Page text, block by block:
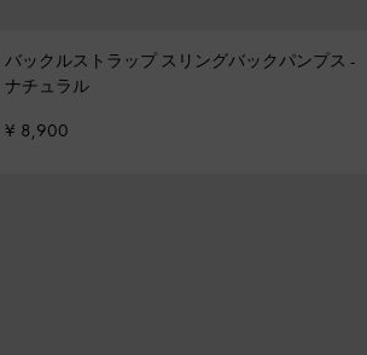
バックルストラップ スリングバックパンプス -
ナチュラル
¥ 8,900